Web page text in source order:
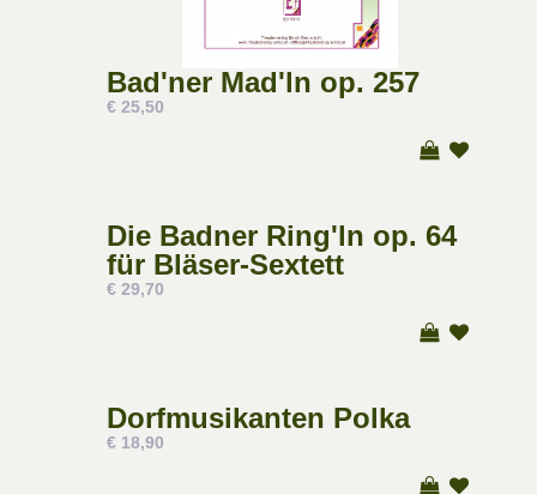
Bad'ner Mad'ln op. 257
€ 25,50
Die Badner Ring'ln op. 64
für Bläser-Sextett
€ 29,70
Dorfmusikanten Polka
€ 18,90